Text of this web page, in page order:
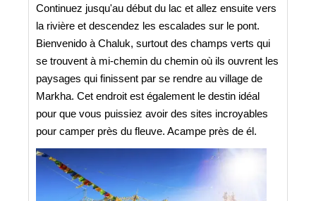
Continuez jusqu'au début du lac et allez ensuite vers
la rivière et descendez les escalades sur le pont.
Bienvenido à Chaluk, surtout des champs verts qui
se trouvent à mi-chemin du chemin où ils ouvrent les
paysages qui finissent par se rendre au village de
Markha. Cet endroit est également le destin idéal
pour que vous puissiez avoir des sites incroyables
pour camper près du fleuve. Acampe près de él.